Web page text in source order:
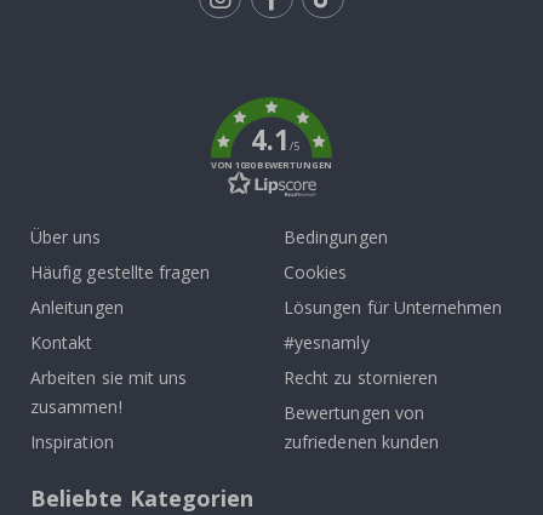
4.1/5
VON 1030 BEWERTUNGEN
Über uns
Häufig gestellte fragen
Anleitungen
Kontakt
Arbeiten sie mit uns
zusammen!
Inspiration
Bedingungen
Cookies
Lösungen für Unternehmen
#yesnamly
Recht zu stornieren
Bewertungen von
zufriedenen kunden
Beliebte Kategorien